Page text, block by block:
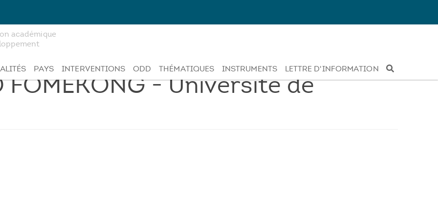
académique
PAYS INTERVENTIONS ODD THÉMATIQUES INSTRUMENTS LETTRE D'INFORMATION
FOMEKONG - Université de